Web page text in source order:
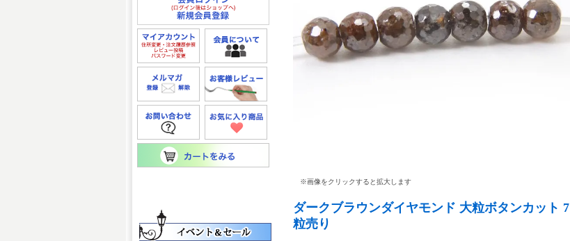
※画像をクリックすると拡大します
ダークブラウンダイヤモンド 大粒ボタンカット 7
粒売り